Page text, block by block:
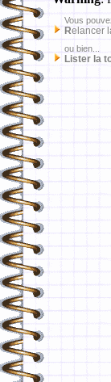
Vous
Relancer
ou bien...
Lister la